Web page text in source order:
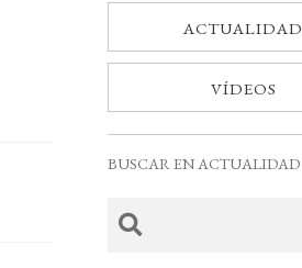
ACTUALIDAD
VÍDEOS
BUSCAR EN ACTUALIDAD